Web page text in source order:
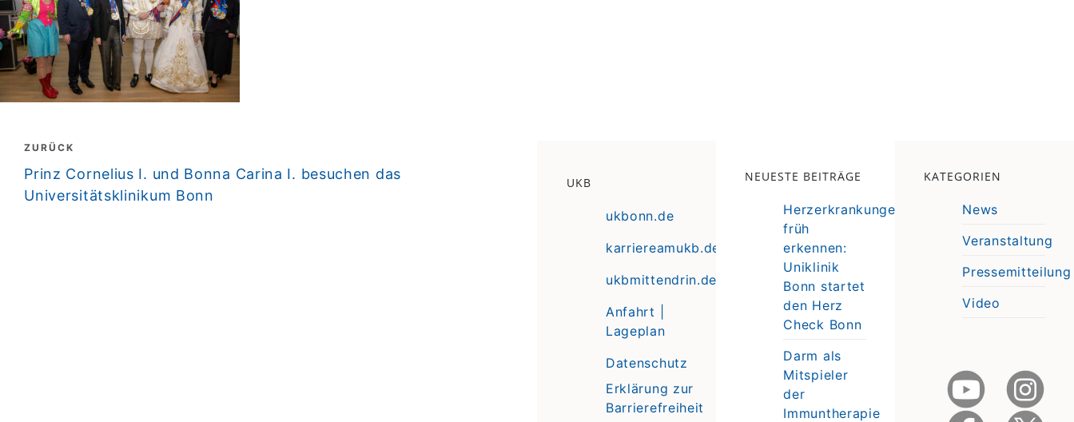
Beitragsnavigation
ZURÜCK
zurück
Prinz Cornelius I. und Bonna Carina I. besuchen das
Universitätsklinikum Bonn
UKB
ukbonn.de
karriereamukb.de
ukbmittendrin.de
Anfahrt |
Lageplan
Datenschutz
Erklärung zur
Barrierefreiheit
NEUESTE BEITRÄGE
Herzerkrankungen
früh
erkennen:
Uniklinik
Bonn startet
den Herz
Check Bonn
Darm als
Mitspieler
der
Immuntherapie
KATEGORIEN
News
Veranstaltung
Pressemitteilung
Video